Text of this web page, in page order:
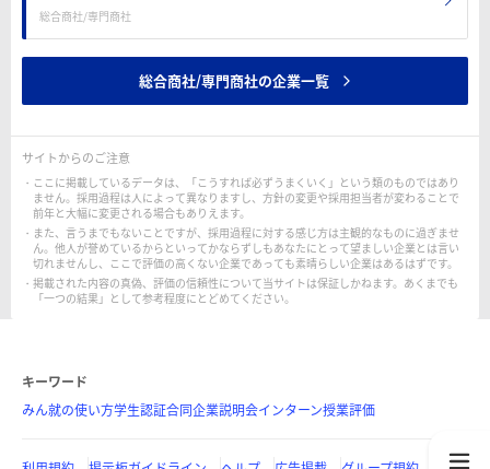
総合商社/専門商社
総合商社/専門商社の企業一覧
サイトからのご注意
ここに掲載しているデータは、「こうすれば必ずうまくいく」という類のものではあり
ません。採用過程は人によって異なりますし、方針の変更や採用担当者が変わることで
前年と大幅に変更される場合もありえます。
また、言うまでもないことですが、採用過程に対する感じ方は主観的なものに過ぎませ
ん。他人が誉めているからといってかならずしもあなたにとって望ましい企業とは言い
切れませんし、ここで評価の高くない企業であっても素晴らしい企業はあるはずです。
掲載された内容の真偽、評価の信頼性について当サイトは保証しかねます。あくまでも
「一つの結果」として参考程度にとどめてください。
キーワード
みん就の使い方学生認証合同企業説明会インターン授業評価